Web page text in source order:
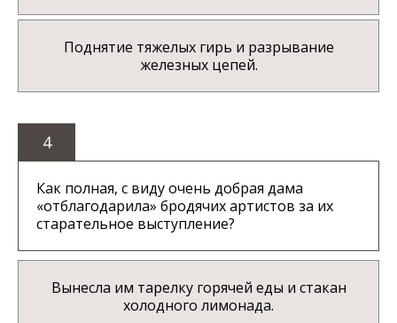
Поднятие тяжелых гирь и разрывание
железных цепей.
4
Как полная, с виду очень добрая дама
«отблагодарила» бродячих артистов за их
старательное выступление?
Вынесла им тарелку горячей еды и стакан
холодного лимонада.